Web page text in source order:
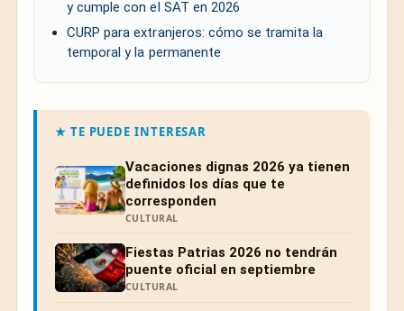
y cumple con el SAT en 2026
CURP para extranjeros: cómo se tramita la
temporal y la permanente
★ TE PUEDE INTERESAR
Vacaciones dignas 2026 ya tienen
definidos los días que te
corresponden
CULTURAL
Fiestas Patrias 2026 no tendrán
puente oficial en septiembre
CULTURAL